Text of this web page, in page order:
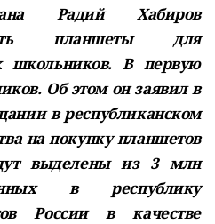
Радий Хабиров
планшеты для
В первую
Об этом он заявил в
в республиканском
на покупку планшетов
выделены из 3 млн
в республику
России в качестве